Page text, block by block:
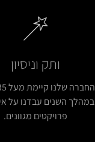
ותק וניסיון
במהלך השנים עבדנו על
פרויקטים מגוונים.